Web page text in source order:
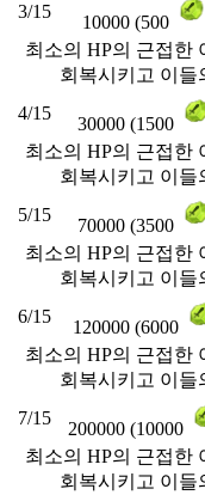
3/15
10000 (500
최소의 HP의 근접한
회복시키고 이들
4/15
30000 (1500
최소의 HP의 근접한
회복시키고 이들
5/15
70000 (3500
최소의 HP의 근접한
회복시키고 이들
6/15
120000 (6000
최소의 HP의 근접한
회복시키고 이들
7/15
200000 (10000
최소의 HP의 근접한
회복시키고 이들